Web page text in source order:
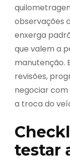
observações
enxerga
que valem a
manutenção.
revisões,
negociar
a troca do
testar